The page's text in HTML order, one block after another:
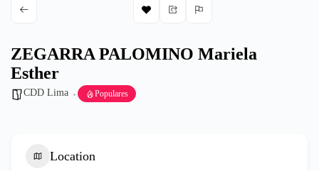
ZEGARRA PALOMINO Mariela
Esther
CDD Lima Populares
Location